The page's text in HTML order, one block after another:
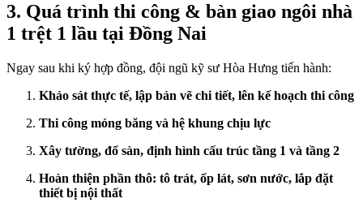
3. Quá trình thi công & bàn giao ngôi nhà
1 trệt 1 lầu tại Đồng Nai
Ngay sau khi ký hợp đồng, đội ngũ kỹ sư Hòa Hưng tiến hành:
Khảo sát thực tế, lập bản vẽ chi tiết, lên kế hoạch thi công
Thi công móng băng và hệ khung chịu lực
Xây tường, đổ sàn, định hình cấu trúc tầng 1 và tầng 2
Hoàn thiện phần thô: tô trát, ốp lát, sơn nước, lắp đặt
thiết bị nội thất